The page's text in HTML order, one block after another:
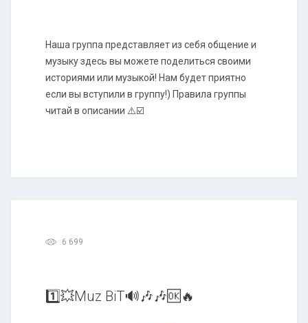
Наша группа представляет из себя общение и
музыку здесь вы можете поделиться своими
историями или музыкой! Нам будет приятно
если вы вступили в группу!) Правила группы
читай в описании ⚠️☑️
6 699
1️⃣💥Muz BiT🔊🎶🎶🆗🔥